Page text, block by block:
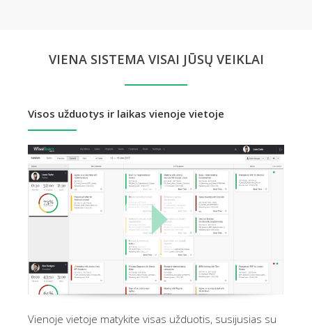
VIENA SISTEMA VISAI JŪSŲ VEIKLAI
Visos užduotys ir laikas vienoje vietoje
Vienoje vietoje matykite visas užduotis, susijusias su